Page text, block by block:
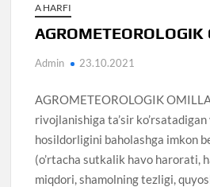
A HARFI
Admin 23.10.2021
AGROMETEOROLOGIK
rivojlanishiga ta’sir ko’rsatadigan
hosildorligini baholashga imkon
(o’rtacha sutkalik havo harorati,
miqdori, shamolning tezligi,